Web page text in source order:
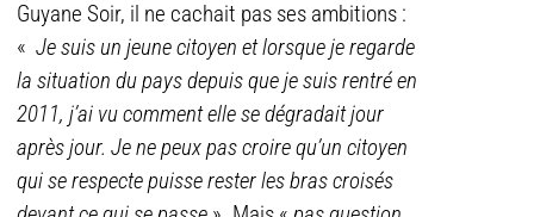
Guyane Soir, il ne cachait pas ses ambitions :
« Je suis un jeune citoyen et lorsque je regarde
la situation du pays depuis que je suis rentré en
2011, j’ai vu comment elle se dégradait jour
après jour. Je ne peux pas croire qu’un citoyen
qui se respecte puisse rester les bras croisés